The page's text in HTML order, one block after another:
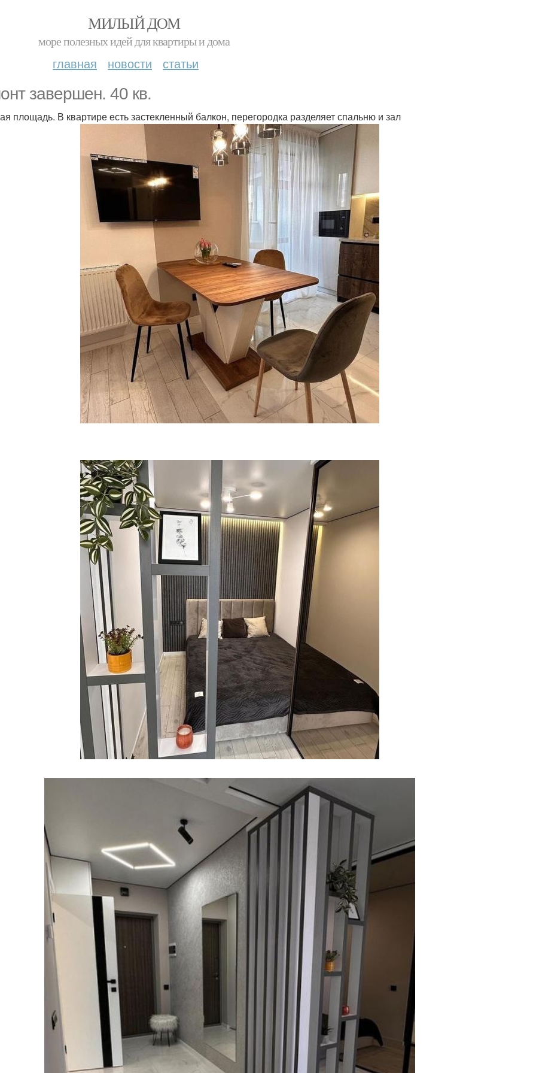
МИЛЫЙ ДОМ
море полезных идей для квартиры и дома
главная новости статьи
завершен. 40 кв.
площадь. В квартире есть застекленный балкон, перегородка разделяет спальню и зал